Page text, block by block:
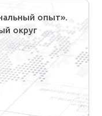
опыт».
округ